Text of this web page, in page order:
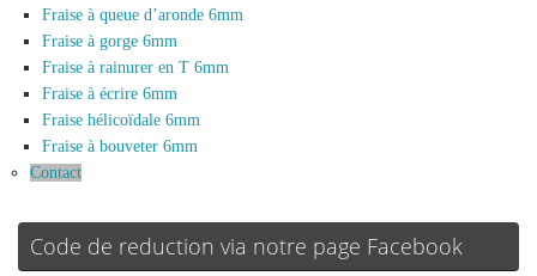
Fraise à queue d’aronde 6mm
Fraise à gorge 6mm
Fraise à rainurer en T 6mm
Fraise à écrire 6mm
Fraise hélicoïdale 6mm
Fraise à bouveter 6mm
Contact
Code de reduction via notre page Facebook